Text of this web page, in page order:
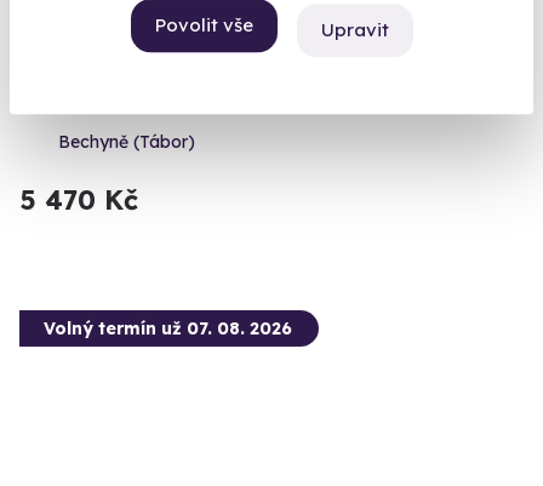
Povolit vše Upravit
Bechyně (Tábor)
5 470 Kč
Volný termín už 07. 08. 2026